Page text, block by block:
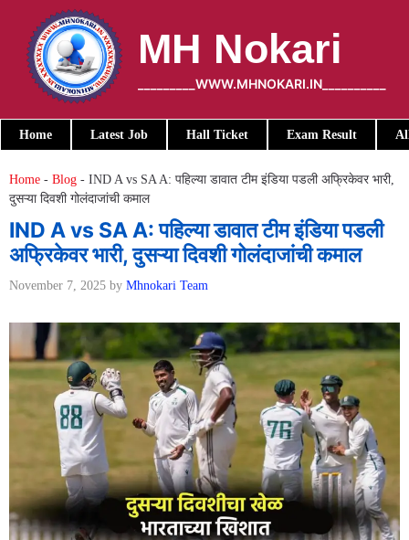
content
MH Nokari
_________WWW.MHNOKARI.IN__________
Home Latest Job Hall Ticket Exam Result
Home - Blog - IND A vs SA A: पहिल्या डावात टीम इंडिया पडली अफ्रिकेवर भारी,
दुसऱ्या दिवशी गोलंदाजांची कमाल
IND A vs SA A: पहिल्या डावात टीम इंडिया पडली
अफ्रिकेवर भारी, दुसऱ्या दिवशी गोलंदाजांची कमाल
November 7, 2025 by Mhnokari Team